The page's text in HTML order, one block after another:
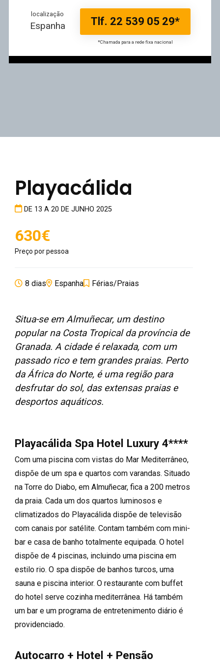
localização
Espanha Tlf. 22 539 05 29*
*Chamada para a rede fixa nacional
Playacálida
DE 13 A 20 DE JUNHO 2025
630€
Preço por pessoa
8 dias Espanha Férias/Praias
Situa-se em Almuñecar, um destino
popular na Costa Tropical da província de
Granada. A cidade é relaxada, com um
passado rico e tem grandes praias. Perto
da África do Norte, é uma região para
desfrutar do sol, das extensas praias e
desportos aquáticos.
Playacálida Spa Hotel Luxury 4****
Com uma piscina com vistas do Mar Mediterrâneo,
dispõe de um spa e quartos com varandas. Situado
na Torre do Diabo, em Almuñecar, fica a 200 metros
da praia. Cada um dos quartos luminosos e
climatizados do Playacálida dispõe de televisão
com canais por satélite. Contam também com mini-
bar e casa de banho totalmente equipada. O hotel
dispõe de 4 piscinas, incluindo uma piscina em
estilo rio. O spa dispõe de banhos turcos, uma
sauna e piscina interior. O restaurante com buffet
do hotel serve cozinha mediterrânea. Há também
um bar e um programa de entretenimento diário é
providenciado.
Autocarro + Hotel + Pensão